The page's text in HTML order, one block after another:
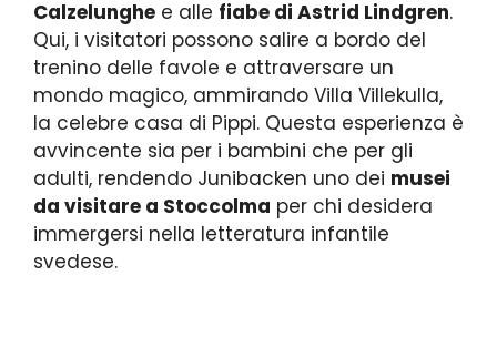
Calzelunghe e alle fiabe di Astrid Lindgren.
Qui, i visitatori possono salire a bordo del
trenino delle favole e attraversare un
mondo magico, ammirando Villa Villekulla,
la celebre casa di Pippi. Questa esperienza è
avvincente sia per i bambini che per gli
adulti, rendendo Junibacken uno dei musei
da visitare a Stoccolma per chi desidera
immergersi nella letteratura infantile
svedese.